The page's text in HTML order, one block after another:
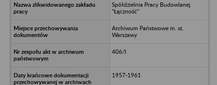
Spółdzielnia Pracy Budowlanej
“Łączność”
Archiwum Państwowe m. st.
Warszawy
406/I
1957-1961